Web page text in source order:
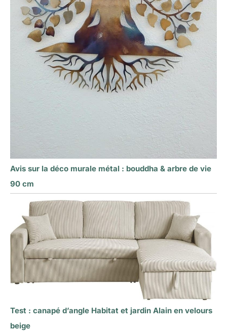
Avis sur la déco murale métal : bouddha & arbre de vie
90 cm
Test : canapé d’angle Habitat et jardin Alain en velours
beige